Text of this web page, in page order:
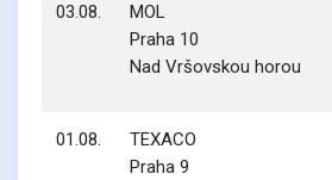
03.08.
MOL
Praha 10
Nad Vršovskou horou
01.08.
TEXACO
Praha 9